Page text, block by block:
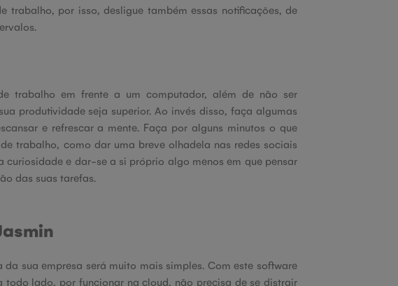
trabalho, por isso, desligue também essas notificações, de
trabalho em frente a um computador, além de não ser
produtividade seja superior. Ao invés disso, faça algumas
e refrescar a mente. Faça por alguns minutos o que
trabalho, como dar uma breve olhadela nas redes sociais
e dar-se a si próprio algo menos em que pensar
das suas tarefas.
sua empresa será muito mais simples. Com este software
todo lado, por funcionar na cloud, não precisa de se distrair